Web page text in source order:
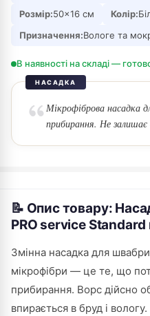
Розмір:50×16 см Колір:
Призначення:Вологе та
В наявності на складі —
НАСАДКА
Мікрофіброва насадка
прибирання. Не залишає
📝 Опис товару:
PRO service Standard
Змінна насадка для
мікрофібри — це те, що
прибирання. Ворс дійсно
впирається в бруд і